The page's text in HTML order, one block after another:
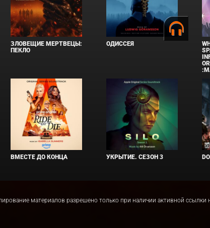
ЗЛОВЕЩИЕ МЕРТВЕЦЫ:
ПЕКЛО
ОДИССЕЯ
ВМЕСТЕ ДО КОНЦА УКРЫТИЕ. СЕЗОН 3
материалов разрешено только при наличии активной ссылки